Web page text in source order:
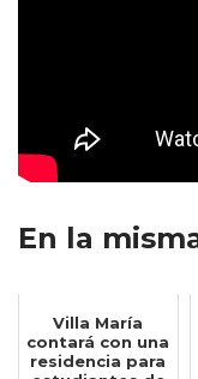
En la
Villa María
contará con una
residencia para